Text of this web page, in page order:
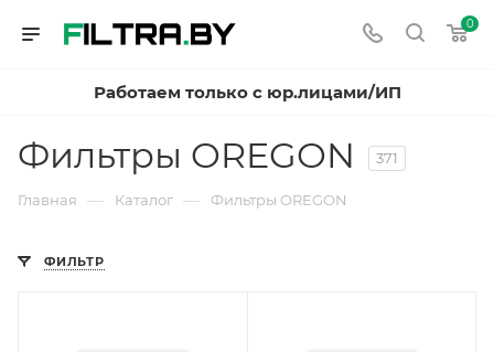
0
Работаем только с юр.лицами/ИП
Фильтры OREGON 371
Главная — Каталог — Фильтры OREGON
ФИЛЬТР